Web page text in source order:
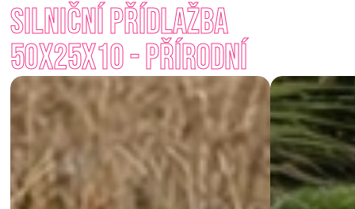
Když potřebujete udržet směr a dát prostoru řád – přídlažba
je vždy připravena stát na svém místě.
Silniční přídlažba
50x25x10 - Přírodní